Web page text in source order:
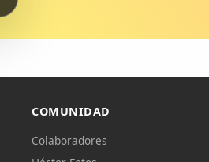
COMUNIDAD
Colaboradores